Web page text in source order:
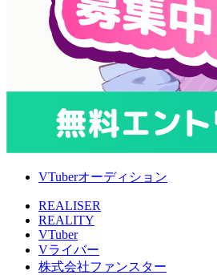
VTuberオーディション
REALISER
REALITY
VTuber
Vライバー
株式会社ファンスター